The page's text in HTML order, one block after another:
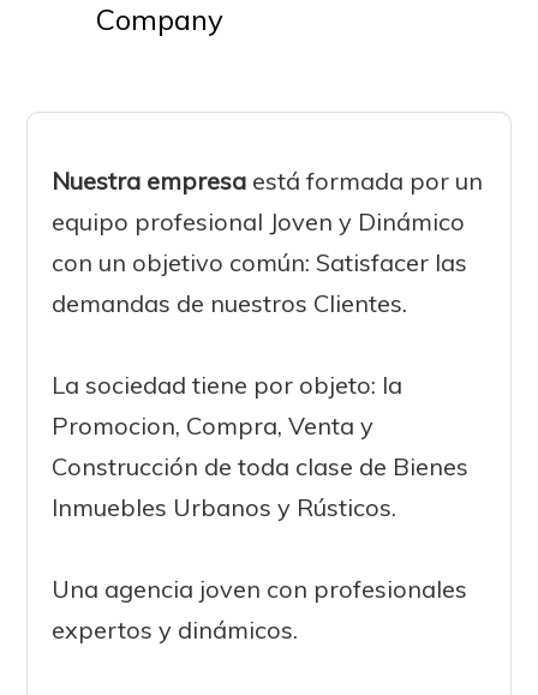
Company
Nuestra empresa está formada por un
equipo profesional Joven y Dinámico
con un objetivo común: Satisfacer las
demandas de nuestros Clientes.
La sociedad tiene por objeto: la
Promocion, Compra, Venta y
Construcción de toda clase de Bienes
Inmuebles Urbanos y Rústicos.
Una agencia joven con profesionales
expertos y dinámicos.